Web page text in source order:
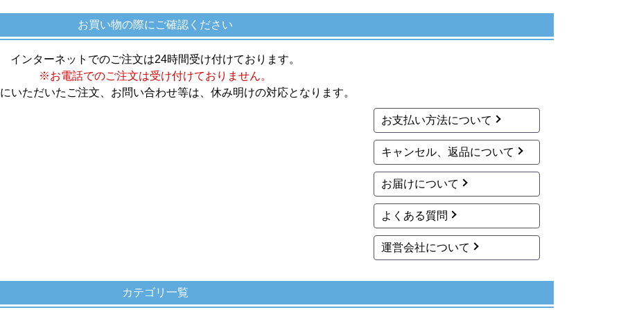
お買い物の際にご確認ください
インターネットでのご注文は24時間受け付けております。
※お電話でのご注文は受け付けておりません。
いただいたご注文、お問い合わせ等は、休み明けの対応となります。
お支払い方法について
キャンセル、返品について
お届けについて
よくある質問
運営会社について
カテゴリ一覧